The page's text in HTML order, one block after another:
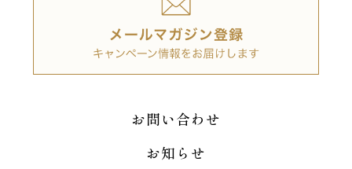
お問い合わせ
お知らせ